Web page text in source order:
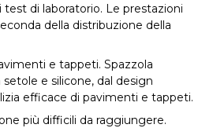
test di laboratorio. Le prestazioni
della distribuzione della
e tappeti. Spazzola
e silicone, dal design
efficace di pavimenti e tappeti.
più difficili da raggiungere.